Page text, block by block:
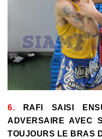
6. RAFI SAISI
ADVERSAIRE AVEC
TOUJOURS LE BRAS